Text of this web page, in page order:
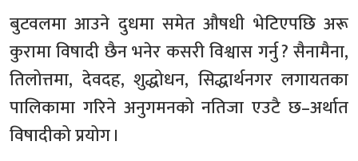
बुटवलमा आउने दुधमा समेत औषधी भेटिएपछि अरू
कुरामा विषादी छैन भनेर कसरी विश्वास गर्नु ? सैनामैना,
तिलोत्तमा, देवदह, शुद्धोधन, सिद्धार्थनगर लगायतका
पालिकामा गरिने अनुगमनको नतिजा एउटै छ–अर्थात
विषादीको प्रयोग ।